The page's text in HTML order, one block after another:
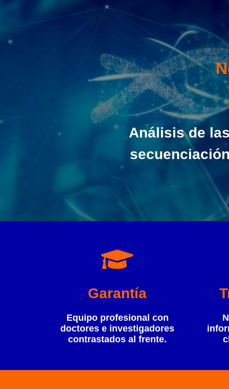
Análisis de
Garantía
Equipo profesional con
doctores e investigadores
contrastados al frente.